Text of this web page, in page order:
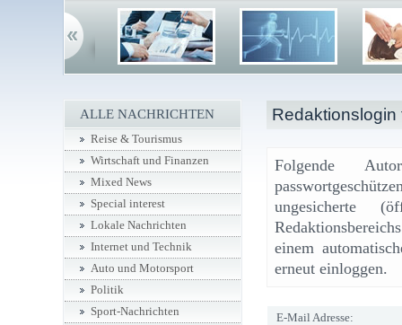
Redaktionslogin
Folgende
ungesicherte
einem
erneut einloggen.
E-Mail Adresse:
ALLE NACHRICHTEN
Reise & Tourismus
Wirtschaft und Finanzen
Mixed News
Special interest
Lokale Nachrichten
Internet und Technik
Auto und Motorsport
Politik
Sport-Nachrichten